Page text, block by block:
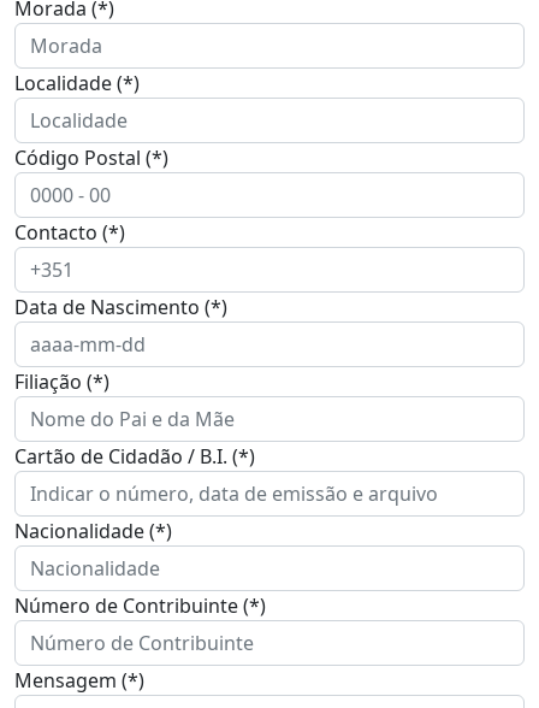
Morada (*)
Localidade (*)
Código Postal (*)
Contacto (*)
Data de Nascimento (*)
Filiação (*)
Cartão de Cidadão / B.I. (*)
Nacionalidade (*)
Número de Contribuinte (*)
Mensagem (*)